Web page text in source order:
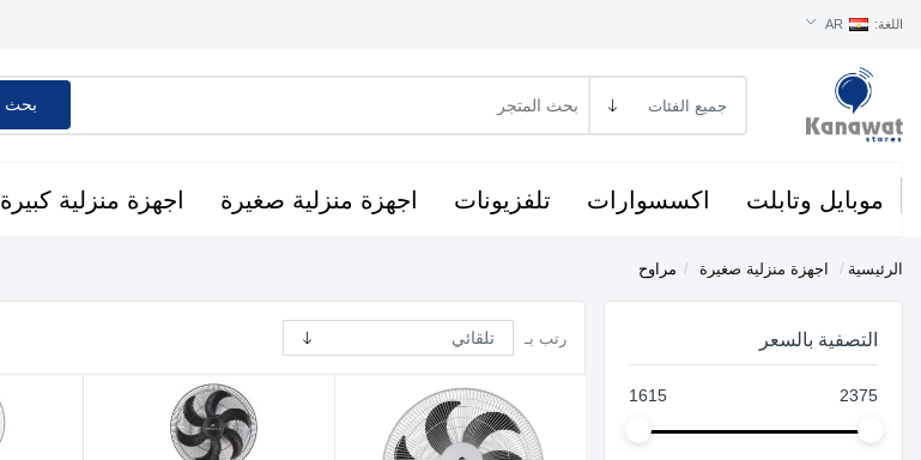
اللغة: AR
بحث
موبايل وتابلت اكسسوارات تلفزيونات اجهزة منزلية صغيرة اجهزة منزلية كبيرة
الرئيسية / اجهزة منزلية صغيرة / مراوح
التصفية بالسعر
1615 2375
رتب بـ